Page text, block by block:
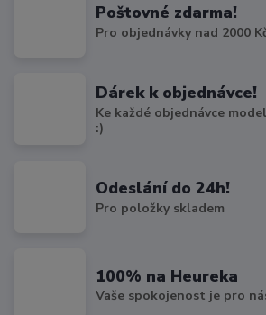
Poštovné zdarma!
Pro objednávky nad 2000
Dárek k objednávce!
Ke každé objednávce
:)
Odeslání do 24h!
Pro položky skladem
100% na Heureka
Vaše spokojenost je pro